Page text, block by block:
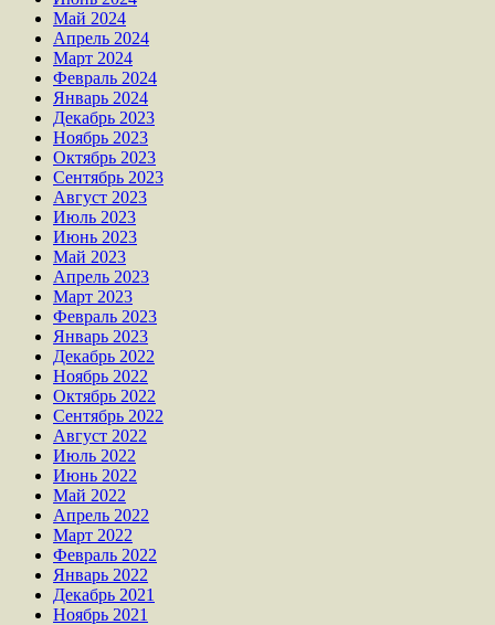
Май 2024
Апрель 2024
Март 2024
Февраль 2024
Январь 2024
Декабрь 2023
Ноябрь 2023
Октябрь 2023
Сентябрь 2023
Август 2023
Июль 2023
Июнь 2023
Май 2023
Апрель 2023
Март 2023
Февраль 2023
Январь 2023
Декабрь 2022
Ноябрь 2022
Октябрь 2022
Сентябрь 2022
Август 2022
Июль 2022
Июнь 2022
Май 2022
Апрель 2022
Март 2022
Февраль 2022
Январь 2022
Декабрь 2021
Ноябрь 2021